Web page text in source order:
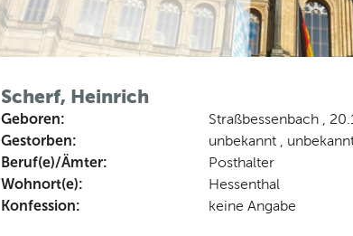
Scherf, Heinrich
Geboren: Straßbessenbach ,
Gestorben: unbekannt ,
Beruf(e)/Ämter: Posthalter
Wohnort(e): Hessenthal
Konfession: keine Angabe